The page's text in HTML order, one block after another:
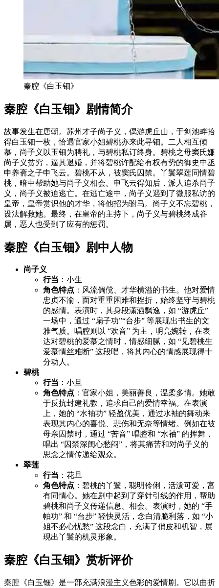
秦腔《白玉钿》
秦腔《白玉钿》剧情简介
故事发生在唐朝。苏州才子尚子义，偶游虎丘山，于剑池畔拾
得白玉钿一枚，恰遇官家小姐碧桃亦来此寻钿。二人相互倾
慕，尚子义以玉钿为聘礼，与碧桃私订终身。碧桃之母窦氏嫌
尚子义贫穷，逼其退婚，并将碧桃许配给有权有势的御史中丞
申养斋之子申飞云。碧桃不从，被窦氏囚禁。丫鬟翠莲同情碧
桃，暗中帮助她与尚子义相会。申飞云得知后，派人追杀尚子
义，尚子义被迫逃亡。在逃亡途中，尚子义遇到了微服私访的
皇帝，皇帝赏识他的才华，将他招为驸马。尚子义不忘碧桃，
设法解救她。最终，在皇帝的主持下，尚子义与碧桃终成眷
属，恶人也受到了应有的惩罚。
秦腔《白玉钿》剧中人物
尚子义
行当 ：小生
角色特点 ：风流倜傥、才华横溢的书生。他对爱情
忠贞不渝，面对重重困难和挫折，始终坚守与碧桃
的感情。表演时，其身段潇洒飘逸，如 “游虎丘”
一场中，通过 “扇子功”“台步” 等展现出书生的文
雅气质。唱腔则以 “欢音” 为主，明亮婉转，在表
达对碧桃的爱慕之情时，情感细腻，如 “见碧桃生
爱慕情丝难断” 这段唱，将其内心的情感展现得十
分动人。
碧桃
行当 ：小旦
角色特点 ：官家小姐，美丽善良，温柔多情。她敢
于反抗封建礼教，追求自己的爱情幸福。在表演
上，她的 “水袖功” 轻盈优美，通过水袖的舞动来
表现其内心的喜悦、悲伤和无奈等情绪。例如在被
母亲囚禁时，通过 “苦音” 唱腔和 “水袖” 的挥舞，
唱出 “囚禁深闺心愁闷”，将其痛苦和对尚子义的
思念之情传递给观众。
翠莲
行当 ：花旦
角色特点 ：碧桃的丫鬟，聪明伶俐，活泼可爱，富
有同情心。她在剧中起到了穿针引线的作用，帮助
碧桃和尚子义传递信息、相会。表演时，她的 “手
帕功” 和 “台步” 轻快灵活，念白清脆利落，如 “小
姐不必心忧愁” 这段念白，充满了俏皮和机智，展
现出丫鬟的机灵形象。
秦腔《白玉钿》赏析评价
秦腔《白玉钿》是一部充满浪漫主义色彩的爱情剧。它以曲折